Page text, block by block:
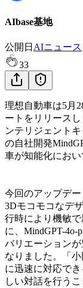
AIbase基地
公開日 AIニュース
33
理想自動車は5月
ートをリリース
ンテリジェント
の自社開発
車が知能化におい
今回のアップデ
3Dモコモコなデ
行時により機敏
に、MindGPT-
バリエーション
なりました。「
に迅速に対応で
しい対話を行う